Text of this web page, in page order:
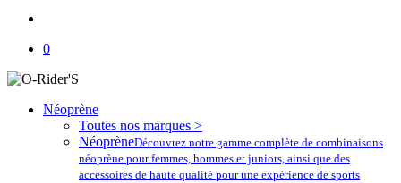
0
Néoprène
Toutes nos marques >
NéoprèneDécouvrez notre gamme complète de combinaisons
néoprène pour femmes, hommes et juniors, ainsi que des
accessoires de haute qualité pour une expérience de sports